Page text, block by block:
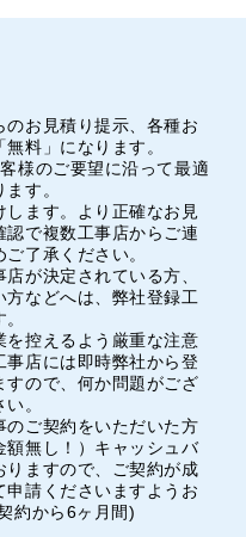
お見積り提示、各種お
料」になります。
様のご要望に沿って最適
す。
ます。より正確なお見
で複数工事店からご連
了承ください。
が決定されている方、
などへは、弊社登録工
控えるよう厳重な注意
店には即時弊社から登
ので、何か問題がござ
。
ご契約をいただいた方
額無し！）キャッシュバ
りますので、ご契約が成
請くださいますようお
約から6ヶ月間)